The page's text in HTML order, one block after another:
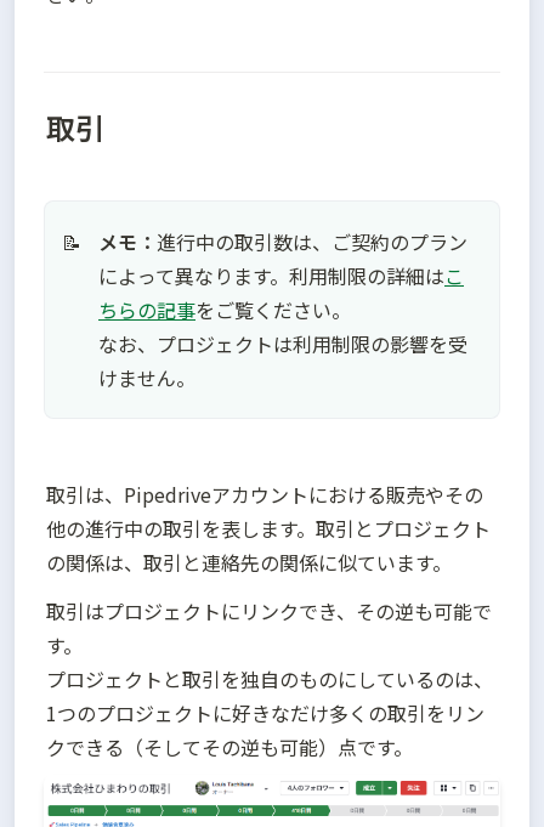
取引
📝 メモ： 進行中の取引数は、ご契約のプラン
によって異なります。利用制限の詳細はこ
ちらの記事をご覧ください。
なお、プロジェクトは利用制限の影響を受
けません。
取引は、Pipedriveアカウントにおける販売やその
他の進行中の取引を表します。取引とプロジェクト
の関係は、取引と連絡先の関係に似ています。
取引はプロジェクトにリンクでき、その逆も可能で
す。
プロジェクトと取引を独自のものにしているのは、
1つのプロジェクトに好きなだけ多くの取引をリン
クできる（そしてその逆も可能）点です。